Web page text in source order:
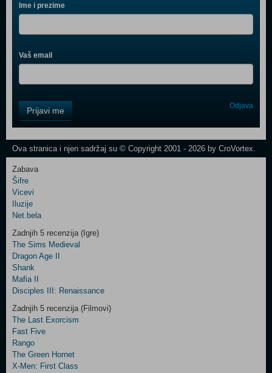
Ime i prezime
Vaš email
Field
One
Control
Two
Newsletter
Control
Field
Three
Prijavi me Odjava
Ova stranica i njen sadržaj su © Copyright 2001 - 2026 by CroVortex.
Zabava
Šifre
Vicevi
Iluzije
Net.bela
Zadnjih 5 recenzija (Igre)
The Sims Medieval
Dragon Age II
Shank
Mafia II
Disciples III: Renaissance
Zadnjih 5 recenzija (Filmovi)
The Last Exorcism
Fast Five
Rango
The Green Hornet
X-Men: First Class